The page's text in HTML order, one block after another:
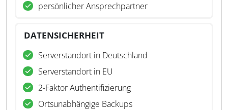
persönlicher Ansprechpartner
DATENSICHERHEIT
Serverstandort in Deutschland
Serverstandort in EU
2-Faktor Authentifizierung
Ortsunabhängige Backups